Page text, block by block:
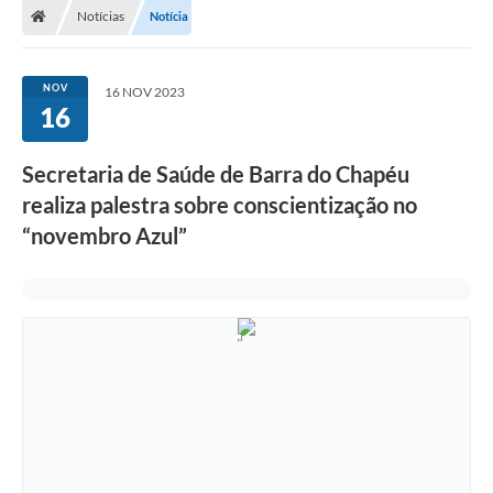
Notícias Notícia
NOV
16
16 NOV 2023
Secretaria de Saúde de Barra do Chapéu
realiza palestra sobre conscientização no
“novembro Azul”